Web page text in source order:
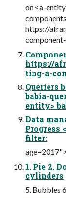
on <a-
https://
https://
ting-a-
Queriers
babia-
entity>
Data
Progress
filter:
1. Pie 2.
cylinders
5. Bubbles